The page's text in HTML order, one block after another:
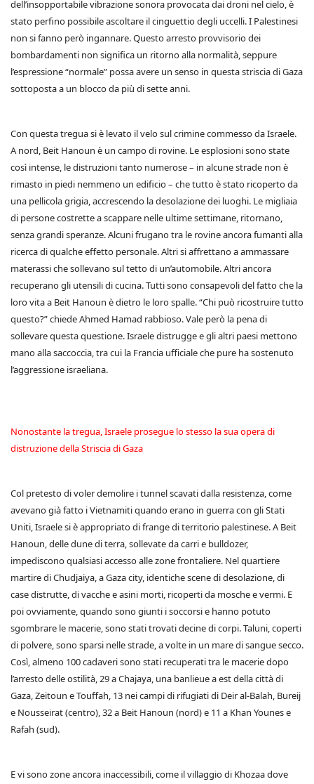
dell’insopportabile vibrazione sonora provocata dai droni nel cielo, è
stato perfino possibile ascoltare il cinguettio degli uccelli. I Palestinesi
non si fanno però ingannare. Questo arresto provvisorio dei
bombardamenti non significa un ritorno alla normalità, seppure
l’espressione “normale” possa avere un senso in questa striscia di Gaza
sottoposta a un blocco da più di sette anni.
Con questa tregua si è levato il velo sul crimine commesso da Israele.
A nord, Beit Hanoun è un campo di rovine. Le esplosioni sono state
così intense, le distruzioni tanto numerose – in alcune strade non è
rimasto in piedi nemmeno un edificio – che tutto è stato ricoperto da
una pellicola grigia, accrescendo la desolazione dei luoghi. Le migliaia
di persone costrette a scappare nelle ultime settimane, ritornano,
senza grandi speranze. Alcuni frugano tra le rovine ancora fumanti alla
ricerca di qualche effetto personale. Altri si affrettano a ammassare
materassi che sollevano sul tetto di un’automobile. Altri ancora
recuperano gli utensili di cucina. Tutti sono consapevoli del fatto che la
loro vita a Beit Hanoun è dietro le loro spalle. “Chi può ricostruire tutto
questo?” chiede Ahmed Hamad rabbioso. Vale però la pena di
sollevare questa questione. Israele distrugge e gli altri paesi mettono
mano alla saccoccia, tra cui la Francia ufficiale che pure ha sostenuto
l’aggressione israeliana.
Nonostante la tregua, Israele prosegue lo stesso la sua opera di
distruzione della Striscia di Gaza
Col pretesto di voler demolire i tunnel scavati dalla resistenza, come
avevano già fatto i Vietnamiti quando erano in guerra con gli Stati
Uniti, Israele si è appropriato di frange di territorio palestinese. A Beit
Hanoun, delle dune di terra, sollevate da carri e bulldozer,
impediscono qualsiasi accesso alle zone frontaliere. Nel quartiere
martire di Chudjaiya, a Gaza city, identiche scene di desolazione, di
case distrutte, di vacche e asini morti, ricoperti da mosche e vermi. E
poi ovviamente, quando sono giunti i soccorsi e hanno potuto
sgombrare le macerie, sono stati trovati decine di corpi. Taluni, coperti
di polvere, sono sparsi nelle strade, a volte in un mare di sangue secco.
Così, almeno 100 cadaveri sono stati recuperati tra le macerie dopo
l’arresto delle ostilità, 29 a Chajaya, una banlieue a est della città di
Gaza, Zeitoun e Touffah, 13 nei campi di rifugiati di Deir al-Balah, Bureij
e Nousseirat (centro), 32 a Beit Hanoun (nord) e 11 a Khan Younes e
Rafah (sud).
E vi sono zone ancora inaccessibili, come il villaggio di Khozaa dove